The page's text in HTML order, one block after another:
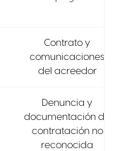
Contrato y
comunicaciones
del acreedor
Denuncia y
documentación de
contratación no
reconocida